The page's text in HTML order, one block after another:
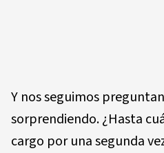
Y nos seguimos
sorprendiendo. ¿Hasta
cargo por una segunda